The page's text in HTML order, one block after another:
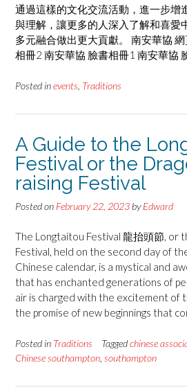
通過這樣的文化交流活動，進一步增
與理解，讓更多的人深入了解和喜愛
多元融合做出更大貢獻。 南安華協
相冊2 南安華協 臉書相冊1 南安華協
Posted inevents Traditions
A Guide to the
Festival or the
raising Festival
Posted on February 22, 2023 byEdward
The Longtaitou Festival 龍抬頭節, or
Festival, held on the second day of
Chinese calendar, is a mystical and
that has enchanted generations of
air is charged with the excitement of
the promise of new beginnings that
Posted in Traditions Taggedchinese
Chinese southampton southampton